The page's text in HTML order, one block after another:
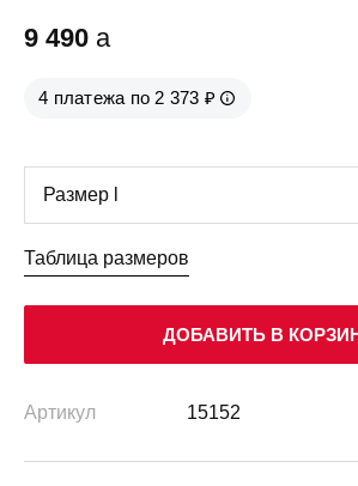
9 490 a
4 платежа по 2 373 ₽
Таблица размеров
ДОБАВИТЬ В
Артикул 15152